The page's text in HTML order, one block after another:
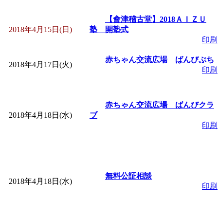
2018年4月15日(日)
【會津稽古堂】2018ＡＩＺＵ
塾 開塾式
印刷
2018年4月17日(火)
赤ちゃん交流広場 ばんびぷち
印刷
2018年4月18日(水)
赤ちゃん交流広場 ばんびクラ
ブ
印刷
2018年4月18日(水)
無料公証相談
印刷